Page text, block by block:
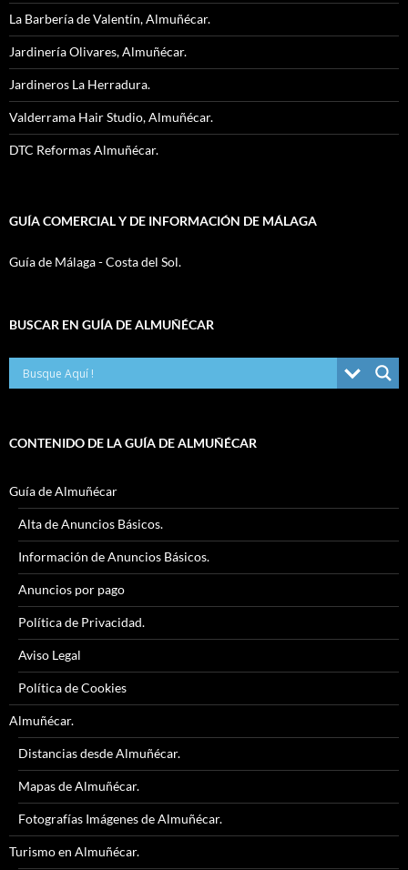
La Barbería de Valentín, Almuñécar.
Jardinería Olivares, Almuñécar.
Jardineros La Herradura.
Valderrama Hair Studio, Almuñécar.
DTC Reformas Almuñécar.
GUÍA COMERCIAL Y DE INFORMACIÓN DE MÁLAGA
Guía de Málaga - Costa del Sol.
BUSCAR EN GUÍA DE ALMUÑÉCAR
CONTENIDO DE LA GUÍA DE ALMUÑÉCAR
Guía de Almuñécar
Alta de Anuncios Básicos.
Información de Anuncios Básicos.
Anuncios por pago
Política de Privacidad.
Aviso Legal
Política de Cookies
Almuñécar.
Distancias desde Almuñécar.
Mapas de Almuñécar.
Fotografías Imágenes de Almuñécar.
Turismo en Almuñécar.